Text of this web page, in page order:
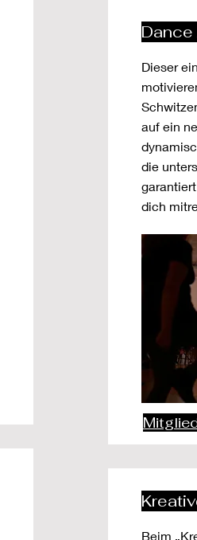
Dieser
auf ein
die
dich
Beim